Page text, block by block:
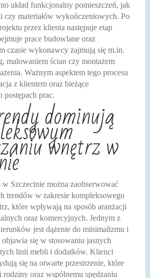
układ funkcjonalny pomieszczeń, jak
czy materiałów wykończeniowych. Po
przez klienta następuje etap
prace budowlane oraz
czasie wykonawcy zajmują się m.in.
malowaniem ścian czy montażem
Ważnym aspektem tego procesu
z klientem oraz bieżące
postępach prac.
dominują
wnętrz w
Szczecinie można zaobserwować
trendów w zakresie kompleksowego
które wpływają na sposób aranżacji
oraz komercyjnych. Jednym z
jest dążenie do minimalizmu i
się w stosowaniu jasnych
linii mebli i dodatków. Klienci
się na otwarte przestrzenie, które
rodziny oraz wspólnemu spędzaniu